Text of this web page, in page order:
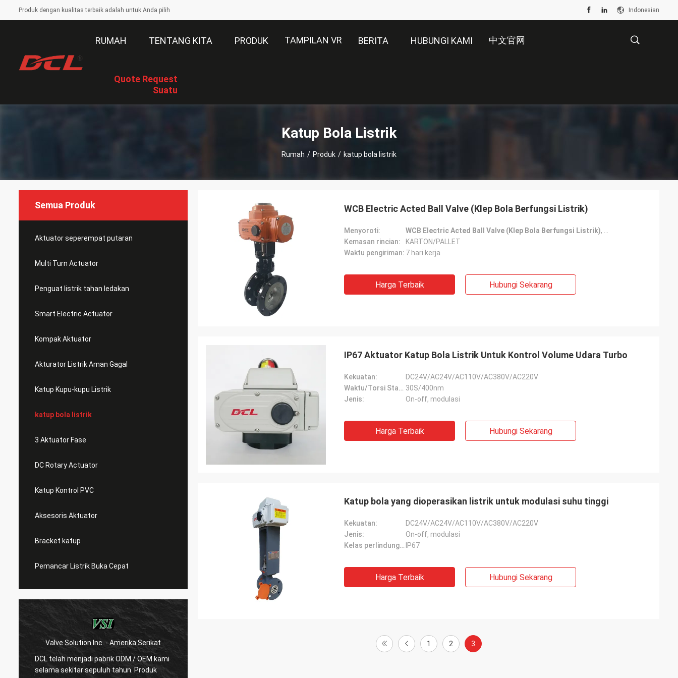
Produk dengan kualitas terbaik adalah untuk Anda pilih Indonesian
RUMAH TENTANG KITA PRODUK TAMPILAN VR BERITA HUBUNGI KAMI 中文官网
Quote Request
Suatu
Katup Bola Listrik
Rumah / Produk / katup bola listrik
Semua Produk
Aktuator seperempat putaran
Multi Turn Actuator
Penguat listrik tahan ledakan
Smart Electric Actuator
Kompak Aktuator
Akturator Listrik Aman Gagal
Katup Kupu-kupu Listrik
katup bola listrik
3 Aktuator Fase
DC Rotary Actuator
Katup Kontrol PVC
Aksesoris Aktuator
Bracket katup
Pemancar Listrik Buka Cepat
Valve Solution Inc. - Amerika Serikat
DCL telah menjadi pabrik ODM / OEM kami
selama sekitar sepuluh tahun. Produk
Grup Midea - Cina
WCB Electric Acted Ball Valve (Klep Bola Berfungsi Listrik)
Menyoroti: WCB Electric Acted Ball Valve (Klep Bola Berfungsi Listrik),
Kemasan rincian:
KARTON/PALLET
Waktu pengiriman: 7 hari kerja
Harga Terbaik Hubungi Sekarang
IP67 Aktuator Katup Bola Listrik Untuk Kontrol Volume Udara Turbo
Kekuatan:
DC24V/AC24V/AC110V/AC380V/AC220V
Waktu/Torsi Standar: 30S/400nm
Jenis:
On-off, modulasi
Harga Terbaik Hubungi Sekarang
Katup bola yang dioperasikan listrik untuk modulasi suhu tinggi
Kekuatan:
DC24V/AC24V/AC110V/AC380V/AC220V
Jenis:
On-off, modulasi
Kelas perlindungan: IP67
Harga Terbaik Hubungi Sekarang
1 2 3